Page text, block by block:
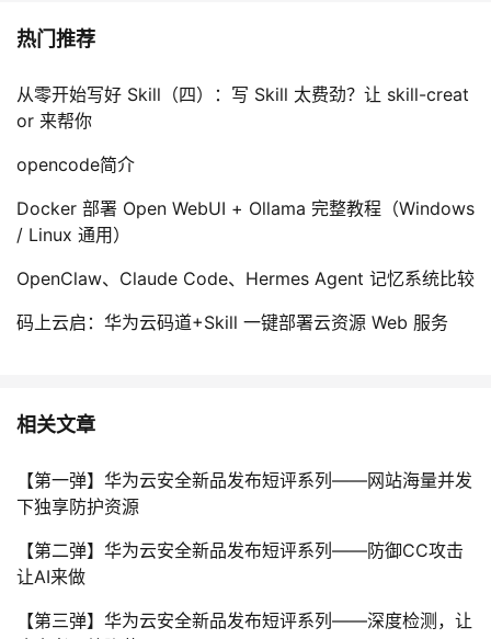
热门推荐
从零开始写好 Skill（四）：写 Skill 太费劲？让 skill-creat
or 来帮你
opencode简介
Docker 部署 Open WebUI + Ollama 完整教程（Windows
/ Linux 通用）
OpenClaw、Claude Code、Hermes Agent 记忆系统比较
码上云启：华为云码道+Skill 一键部署云资源 Web 服务
相关文章
【第一弹】华为云安全新品发布短评系列——网站海量并发
下独享防护资源
【第二弹】华为云安全新品发布短评系列——防御CC攻击
让AI来做
【第三弹】华为云安全新品发布短评系列——深度检测，让